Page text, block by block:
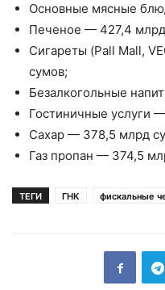
Основные мясные
Печеное — 427,4
Сигареты (Pall Mall,
сумов;
Безалкогольные
Гостиничные услуги
Сахар — 378,5 млрд
Газ пропан — 374,5
ТЕГИ ГНК фискальные